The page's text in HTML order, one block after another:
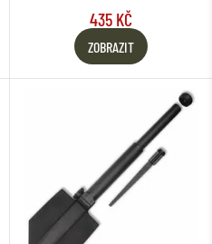
435 KČ
ZOBRAZIT